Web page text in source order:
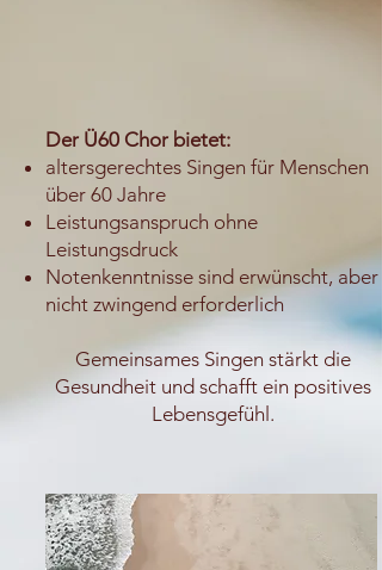
Der Ü60 Chor bietet:
altersgerechtes Singen für Menschen
über 60 Jahre
Leistungsanspruch ohne
Leistungsdruck
Notenkenntnisse sind erwünscht, aber
nicht zwingend erforderlich
Gemeinsames Singen stärkt die
Gesundheit und schafft ein positives
Lebensgefühl.